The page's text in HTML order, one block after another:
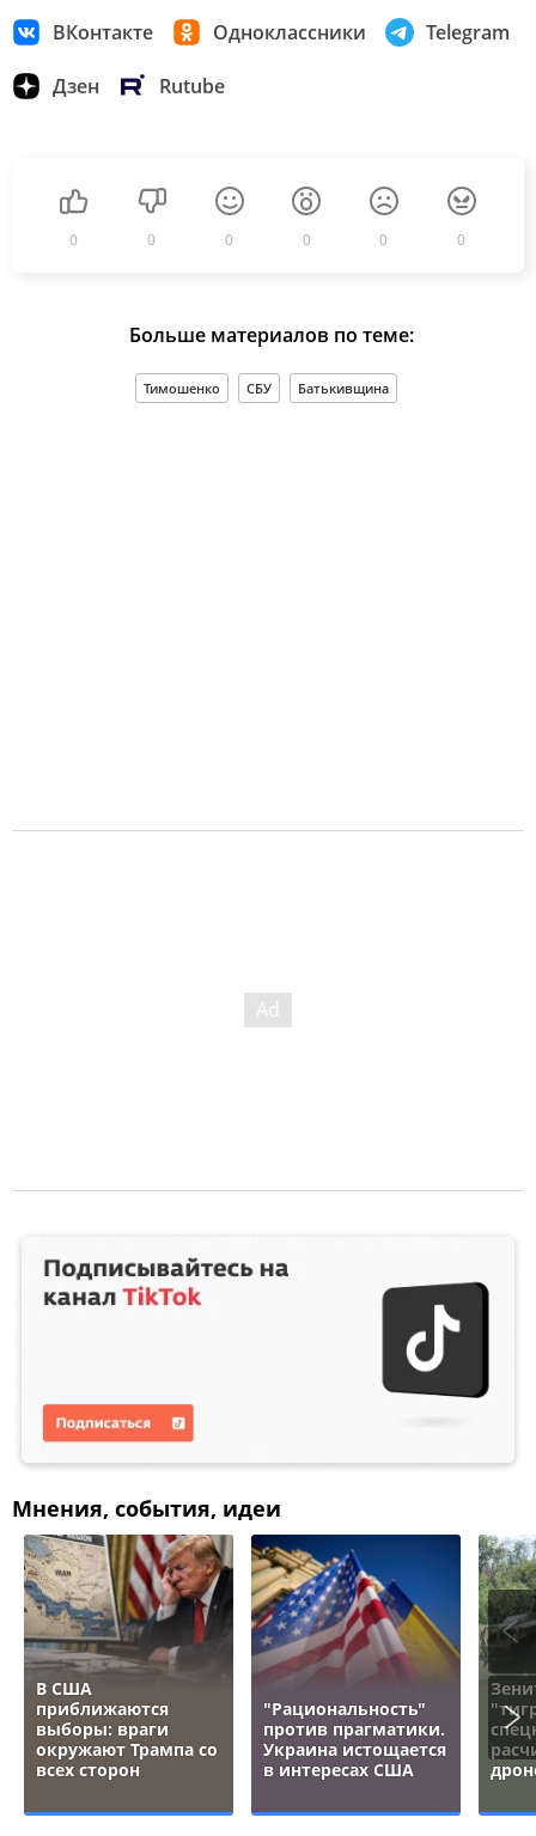
ВКонтакте Одноклассники Telegram
Дзен Rutube
0 0 0 0 0 0
Больше материалов по теме:
Тимошенко СБУ Батькивщина
Мнения, события, идеи
В США
приближаются
выборы: враги
окружают Трампа со
всех сторон
"Рациональность"
против прагматики.
Украина истощается
в интересах США